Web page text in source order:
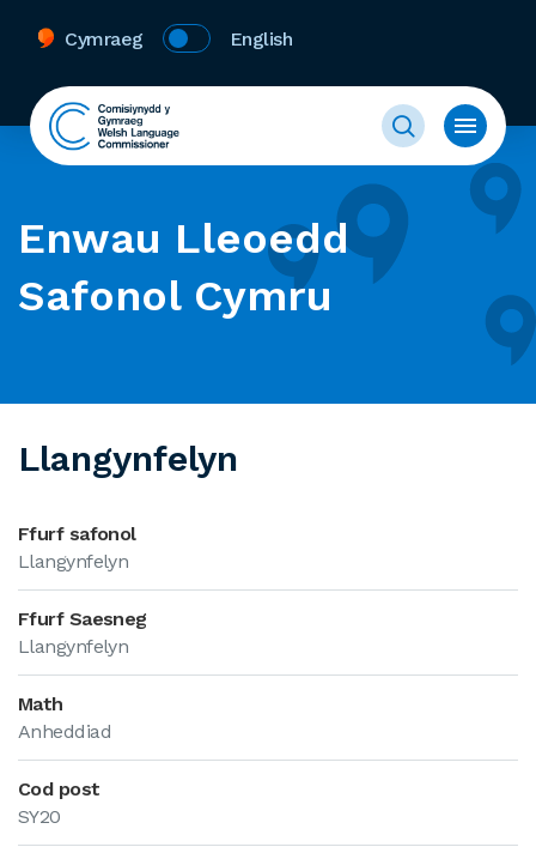
Cymraeg English
Enwau Lleoedd
Safonol Cymru
Llangynfelyn
Ffurf safonol
Llangynfelyn
Ffurf Saesneg
Llangynfelyn
Math
Anheddiad
Cod post
SY20